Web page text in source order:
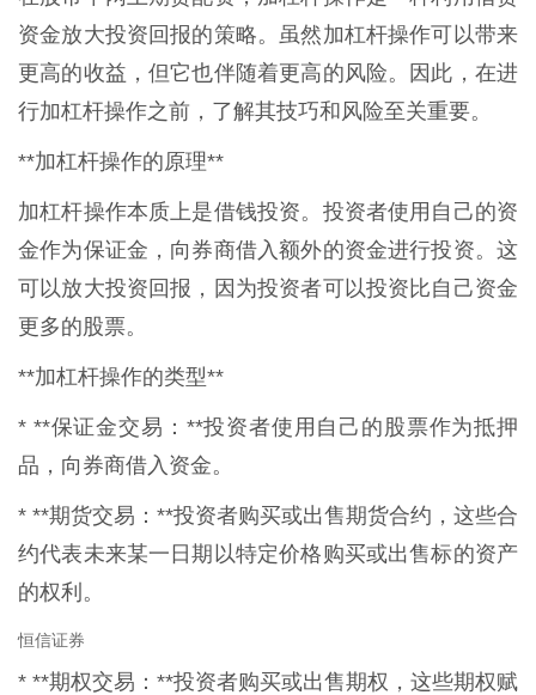
资金放大投资回报的策略。虽然加杠杆操作可以带来
更高的收益，但它也伴随着更高的风险。因此，在进
行加杠杆操作之前，了解其技巧和风险至关重要。
**加杠杆操作的原理**
加杠杆操作本质上是借钱投资。投资者使用自己的资
金作为保证金，向券商借入额外的资金进行投资。这
可以放大投资回报，因为投资者可以投资比自己资金
更多的股票。
**加杠杆操作的类型**
* **保证金交易：**投资者使用自己的股票作为抵押
品，向券商借入资金。
* **期货交易：**投资者购买或出售期货合约，这些合
约代表未来某一日期以特定价格购买或出售标的资产
的权利。
恒信证券
* **期权交易：**投资者购买或出售期权，这些期权赋